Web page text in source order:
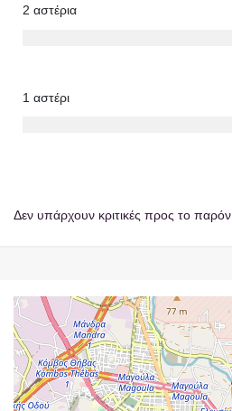
2 αστέρια
1 αστέρι
Δεν υπάρχουν κριτικές προς το παρόν